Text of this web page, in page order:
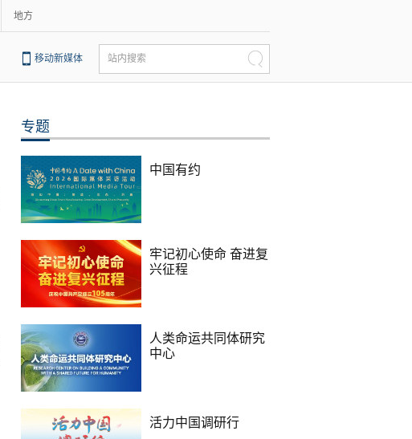
地方
移动新媒体 站内搜索
专题
中国有约
牢记初心使命 奋进复
兴征程
人类命运共同体研究
中心
活力中国调研行